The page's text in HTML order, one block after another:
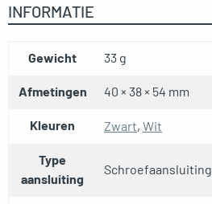
INFORMATIE
Gewicht 33 g
Afmetingen 40 × 38 × 54 mm
Kleuren Zwart, Wit
Type
aansluiting
Schroefaansluiting